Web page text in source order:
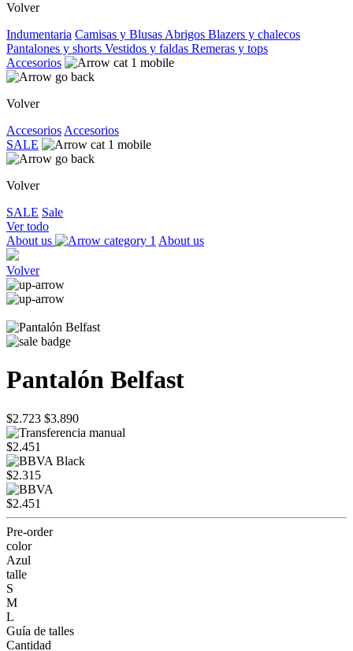
Volver
Indumentaria Camisas y Blusas Abrigos Blazers y chalecos
Pantalones y shorts Vestidos y faldas Remeras y tops
Accesorios
Volver
Accesorios Accesorios
SALE
Volver
SALE Sale
Ver todo
About us
About us
Volver
Pantalón Belfast
$2.723 $3.890
$2.451
$2.315
$2.451
Pre-order
color
Azul
talle
S
M
L
Guía de talles
Cantidad